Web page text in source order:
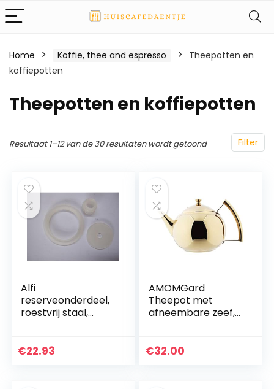
Home Koffie, thee and espresso
Theepotten en
koffiepotten
Theepotten en koffiepotten
Filter
Resultaat 1–12 van de 30 resultaten wordt getoond
Alfi
reserveonderdeel,
roestvrij staal,
€22.93
AMOMGard
Theepot met
afneembare zeef,
theeketel, theezeef
€32.00